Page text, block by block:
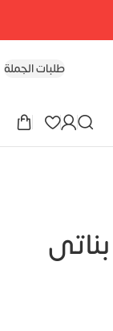
طلبات الجملة